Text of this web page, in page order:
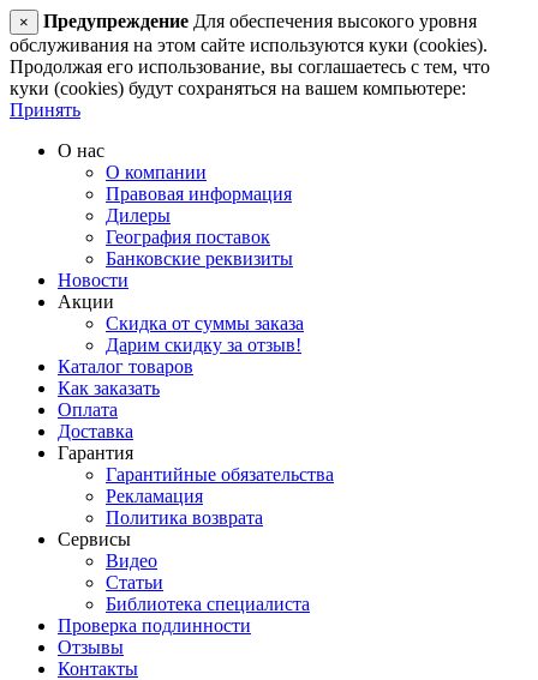
× Предупреждение Для обеспечения высокого уровня
обслуживания на этом сайте используются куки (cookies).
Продолжая его использование, вы соглашаетесь с тем, что
куки (cookies) будут сохраняться на вашем компьютере:
Принять
О нас
О компании
Правовая информация
Дилеры
География поставок
Банковские реквизиты
Новости
Акции
Скидка от суммы заказа
Дарим скидку за отзыв!
Каталог товаров
Как заказать
Оплата
Доставка
Гарантия
Гарантийные обязательства
Рекламация
Политика возврата
Сервисы
Видео
Статьи
Библиотека специалиста
Проверка подлинности
Отзывы
Контакты